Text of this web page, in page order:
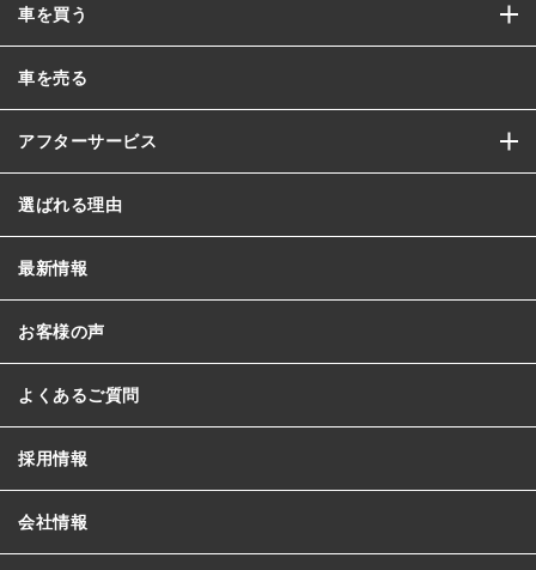
車を買う
車を売る
アフターサービス
選ばれる理由
最新情報
お客様の声
よくあるご質問
採用情報
会社情報